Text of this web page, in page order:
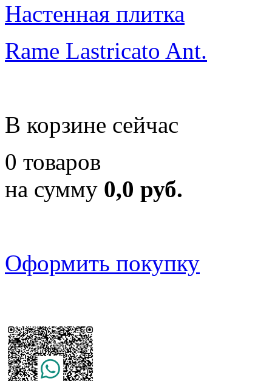
Rame Lastricato Ant.
В корзине сейчас
0 товаров
на сумму 0,0 руб.
Оформить покупку